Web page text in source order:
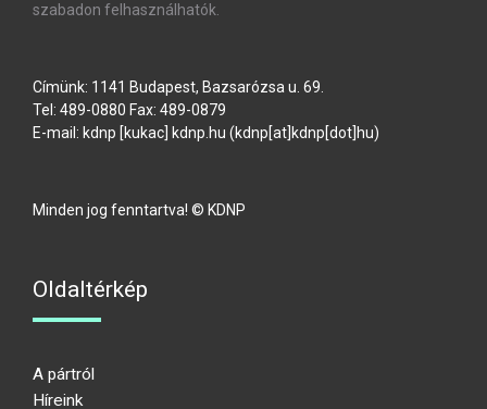
szabadon felhasználhatók.
Címünk: 1141 Budapest, Bazsarózsa u. 69.
Tel: 489-0880 Fax: 489-0879
E-mail: kdnp [kukac] kdnp hu (kdnp[at]kdnp[dot]hu)
Minden jog fenntartva! © KDNP
Oldaltérkép
A pártról
Híreink